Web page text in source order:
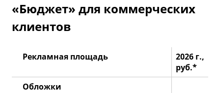
«Бюджет» для коммерческих
клиентов
Рекламная площадь
2026 г.,
руб.*
Обложки